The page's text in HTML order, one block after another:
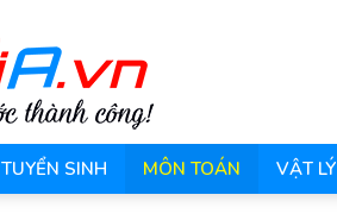
TUYỂN SINH MÔN TOÁN VẬT LÝ